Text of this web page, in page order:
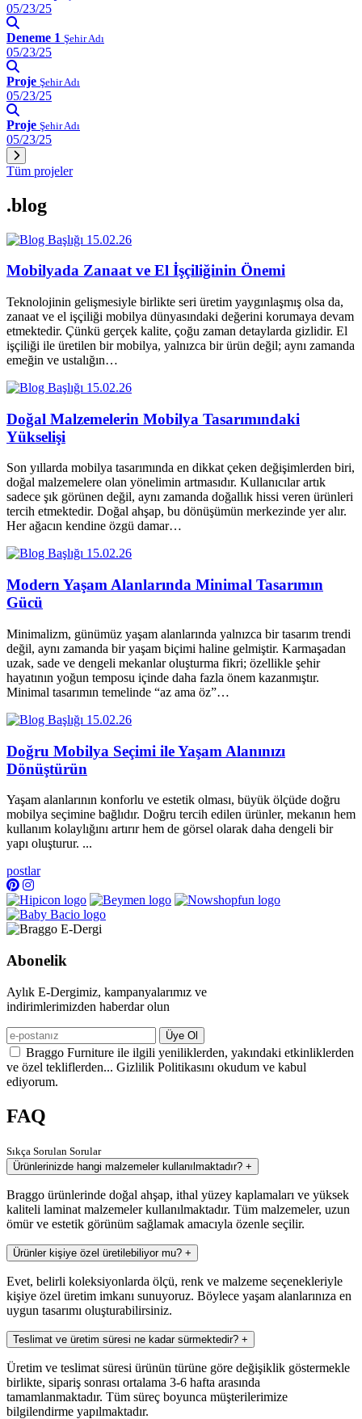
05/23/25
Deneme 1 Şehir Adı
05/23/25
Proje Şehir Adı
05/23/25
Proje Şehir Adı
05/23/25
Tüm projeler
.blog
15.02.26
Mobilyada Zanaat ve El İşçiliğinin Önemi
Teknolojinin gelişmesiyle birlikte seri üretim yaygınlaşmış olsa da,
zanaat ve el işçiliği mobilya dünyasındaki değerini korumaya devam
etmektedir. Çünkü gerçek kalite, çoğu zaman detaylarda gizlidir. El
işçiliği ile üretilen bir mobilya, yalnızca bir ürün değil; aynı zamanda
emeğin ve ustalığın…
15.02.26
Doğal Malzemelerin Mobilya Tasarımındaki
Yükselişi
Son yıllarda mobilya tasarımında en dikkat çeken değişimlerden biri,
doğal malzemelere olan yönelimin artmasıdır. Kullanıcılar artık
sadece şık görünen değil, aynı zamanda doğallık hissi veren ürünleri
tercih etmektedir. Doğal ahşap, bu dönüşümün merkezinde yer alır.
Her ağacın kendine özgü damar…
15.02.26
Modern Yaşam Alanlarında Minimal Tasarımın
Gücü
Minimalizm, günümüz yaşam alanlarında yalnızca bir tasarım trendi
değil, aynı zamanda bir yaşam biçimi haline gelmiştir. Karmaşadan
uzak, sade ve dengeli mekanlar oluşturma fikri; özellikle şehir
hayatının yoğun temposu içinde daha fazla önem kazanmıştır.
Minimal tasarımın temelinde “az ama öz”…
15.02.26
Doğru Mobilya Seçimi ile Yaşam Alanınızı
Dönüştürün
Yaşam alanlarının konforlu ve estetik olması, büyük ölçüde doğru
mobilya seçimine bağlıdır. Doğru tercih edilen ürünler, mekanın hem
kullanım kolaylığını artırır hem de görsel olarak daha dengeli bir
yapı oluşturur. ...
postlar
Abonelik
Aylık E-Dergimiz, kampanyalarımız ve
indirimlerimizden haberdar olun
Üye Ol
Braggo Furniture ile ilgili yeniliklerden, yakındaki etkinliklerden
ve özel tekliflerden... Gizlilik Politikasını okudum ve kabul
ediyorum.
FAQ
Sıkça Sorulan Sorular
Ürünlerinizde hangi malzemeler kullanılmaktadır? +
Braggo ürünlerinde doğal ahşap, ithal yüzey kaplamaları ve yüksek
kaliteli laminat malzemeler kullanılmaktadır. Tüm malzemeler, uzun
ömür ve estetik görünüm sağlamak amacıyla özenle seçilir.
Ürünler kişiye özel üretilebiliyor mu? +
Evet, belirli koleksiyonlarda ölçü, renk ve malzeme seçenekleriyle
kişiye özel üretim imkanı sunuyoruz. Böylece yaşam alanlarınıza en
uygun tasarımı oluşturabilirsiniz.
Teslimat ve üretim süresi ne kadar sürmektedir? +
Üretim ve teslimat süresi ürünün türüne göre değişiklik göstermekle
birlikte, sipariş sonrası ortalama 3-6 hafta arasında
tamamlanmaktadır. Tüm süreç boyunca müşterilerimize
bilgilendirme yapılmaktadır.